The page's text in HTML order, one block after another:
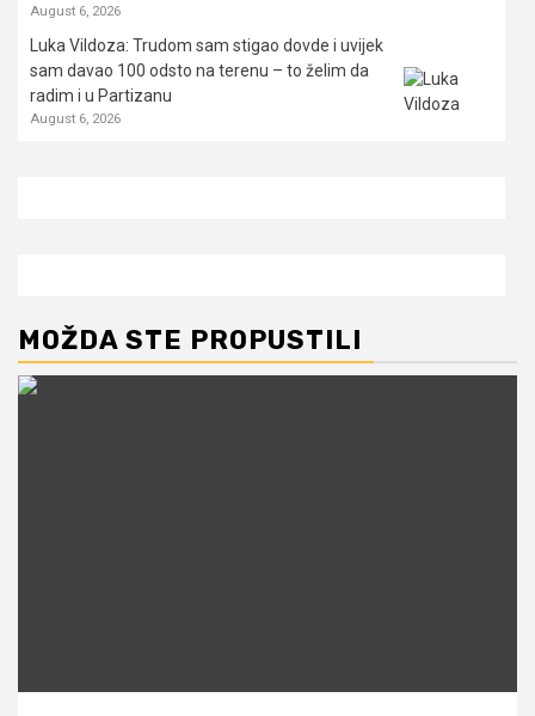
August 6, 2026
Luka Vildoza: Trudom sam stigao dovde i uvijek
sam davao 100 odsto na terenu – to želim da
radim i u Partizanu
August 6, 2026
MOŽDA STE PROPUSTILI